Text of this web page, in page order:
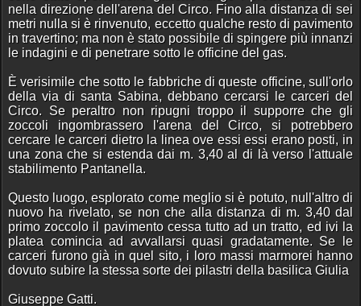
nella direzione dell'arena del Circo. Fino alla distanza di sei
metri nulla si è rinvenuto, eccetto qualche resto di pavimento
in travertino; ma non è stato possibile di spingere più innanzi
le indagini e di penetrare sotto le officine del gas.
È verisimile che sotto le fabbriche di queste officine, sull'orlo
della via di santa Sabina, debbano cercarsi le carceri del
Circo. Se peraltro non ripugni troppo il supporre che gli
zoccoli ingombrassero l'arena del Circo, si potrebbero
cercare le carceri dietro la linea ove essi essi erano posti, in
una zona che si estenda dai m. 3,40 al di là verso l'attuale
stabilimento Pantanella.
Questo luogo, esplorato come meglio si è potuto, null'altro di
nuovo ha rivelato, se non che alla distanza di m. 3,40 dal
primo zoccolo il pavimento cessa tutto ad un tratto, ed ivi la
platea comincia ad avvallarsi quasi gradatamente. Se le
carceri furono già in quel sito, i loro massi marmorei hanno
dovuto subire la stessa sorte dei pilastri della basilica Giulia
Giuseppe Gatti.